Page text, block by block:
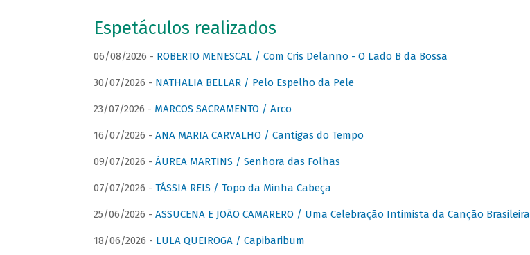
Espetáculos realizados
06/08/2026 - ROBERTO MENESCAL / Com Cris Delanno - O Lado B da Bossa
30/07/2026 - NATHALIA BELLAR / Pelo Espelho da Pele
23/07/2026 - MARCOS SACRAMENTO / Arco
16/07/2026 - ANA MARIA CARVALHO / Cantigas do Tempo
09/07/2026 - ÁUREA MARTINS / Senhora das Folhas
07/07/2026 - TÁSSIA REIS / Topo da Minha Cabeça
25/06/2026 - ASSUCENA E JOÃO CAMARERO / Uma Celebração Intimista da Canção Brasileira
18/06/2026 - LULA QUEIROGA / Capibaribum